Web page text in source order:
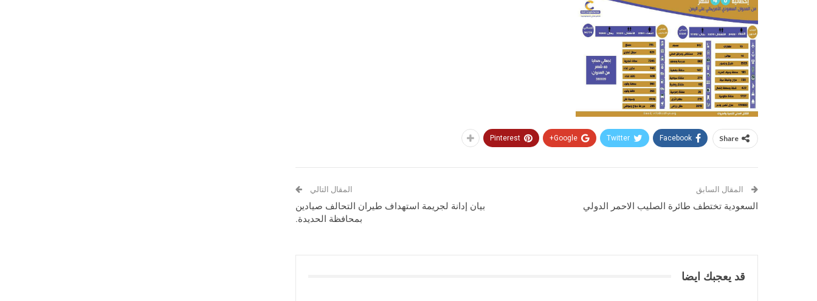
Share
Facebook
Twitter
Google+
Pinterest
المقال السابق
السعودية تختطف طائرة الصليب الاحمر الدولي
المقال التالي
بيان إدانة لجريمة استهداف طيران التحالف صيادين
بمحافظة الحديدة.
قد يعجبك ايضا